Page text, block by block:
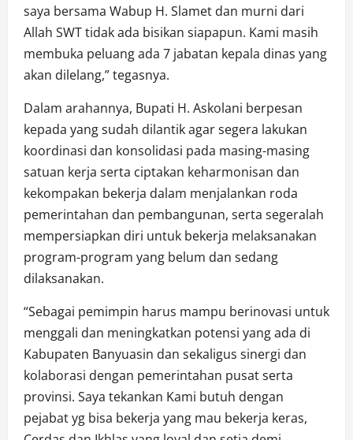
saya bersama Wabup H. Slamet dan murni dari
Allah SWT tidak ada bisikan siapapun. Kami masih
membuka peluang ada 7 jabatan kepala dinas yang
akan dilelang,” tegasnya.
Dalam arahannya, Bupati H. Askolani berpesan
kepada yang sudah dilantik agar segera lakukan
koordinasi dan konsolidasi pada masing-masing
satuan kerja serta ciptakan keharmonisan dan
kekompakan bekerja dalam menjalankan roda
pemerintahan dan pembangunan, serta segeralah
mempersiapkan diri untuk bekerja melaksanakan
program-program yang belum dan sedang
dilaksanakan.
“Sebagai pemimpin harus mampu berinovasi untuk
menggali dan meningkatkan potensi yang ada di
Kabupaten Banyuasin dan sekaligus sinergi dan
kolaborasi dengan pemerintahan pusat serta
provinsi. Saya tekankan Kami butuh dengan
pejabat yg bisa bekerja yang mau bekerja keras,